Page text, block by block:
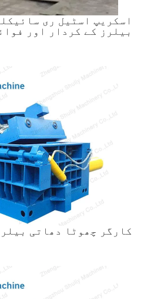
اسکریپ اسٹیل ری
بیلرز کے کردار اور
کارگر چھوٹا دھاتی